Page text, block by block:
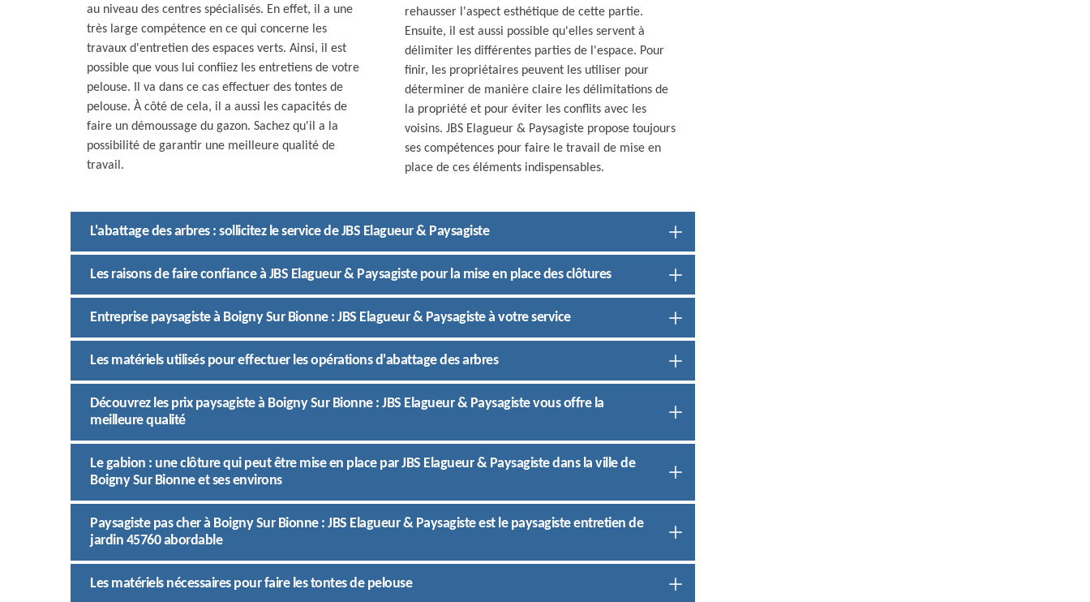
au niveau des centres spécialisés. En effet, il a une
très large compétence en ce qui concerne les
travaux d'entretien des espaces verts. Ainsi, il est
possible que vous lui confiiez les entretiens de votre
pelouse. Il va dans ce cas effectuer des tontes de
pelouse. À côté de cela, il a aussi les capacités de
faire un démoussage du gazon. Sachez qu'il a la
possibilité de garantir une meilleure qualité de
travail.
rehausser l'aspect esthétique de cette partie.
Ensuite, il est aussi possible qu'elles servent à
délimiter les différentes parties de l'espace. Pour
finir, les propriétaires peuvent les utiliser pour
déterminer de manière claire les délimitations de
la propriété et pour éviter les conflits avec les
voisins. JBS Elagueur & Paysagiste propose toujours
ses compétences pour faire le travail de mise en
place de ces éléments indispensables.
L'abattage des arbres : sollicitez le service de JBS Elagueur & Paysagiste
Les raisons de faire confiance à JBS Elagueur & Paysagiste pour la mise en place des clôtures
Entreprise paysagiste à Boigny Sur Bionne : JBS Elagueur & Paysagiste à votre service
Les matériels utilisés pour effectuer les opérations d'abattage des arbres
Découvrez les prix paysagiste à Boigny Sur Bionne : JBS Elagueur & Paysagiste vous offre la
meilleure qualité
Le gabion : une clôture qui peut être mise en place par JBS Elagueur & Paysagiste dans la ville de
Boigny Sur Bionne et ses environs
Paysagiste pas cher à Boigny Sur Bionne : JBS Elagueur & Paysagiste est le paysagiste entretien de
jardin 45760 abordable
Les matériels nécessaires pour faire les tontes de pelouse